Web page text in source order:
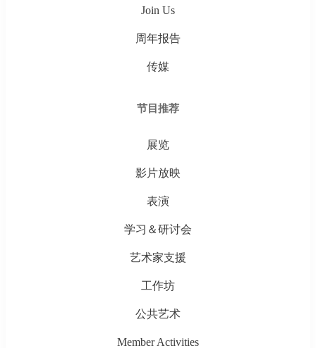
Join Us
周年报告
传媒
节目推荐
展览
影片放映
表演
学习＆研讨会
艺术家支援
工作坊
公共艺术
Member Activities